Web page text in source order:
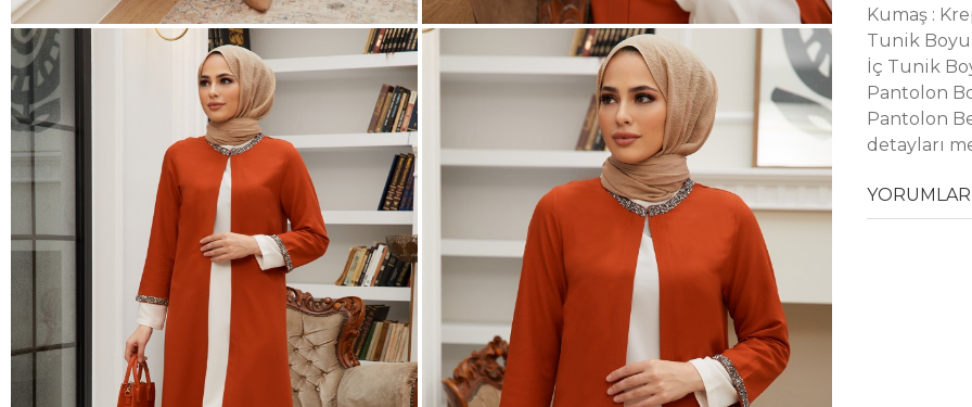
Kumaş :
Tunik Boyu
İç Tunik
Pantolon
Pantolon
detayları